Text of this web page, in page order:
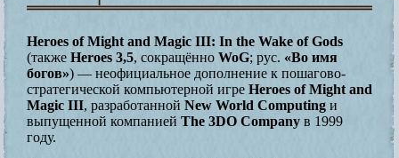
Heroes of Might and Magic III: In the Wake of Gods
(также Heroes 3,5, сокращённо WoG; рус. «Во имя
богов») — неофициальное дополнение к пошагово-
стратегической компьютерной игре Heroes of Might and
Magic III, разработанной New World Computing и
выпущенной компанией The 3DO Company в 1999
году.